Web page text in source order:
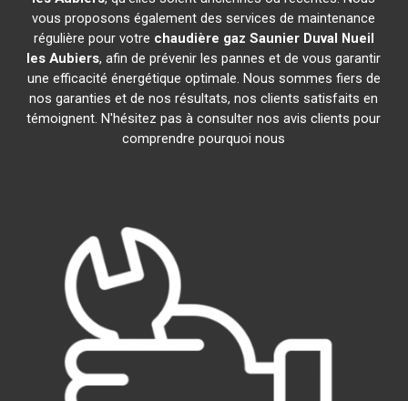
vous proposons également des services de maintenance
régulière pour votre chaudière gaz Saunier Duval Nueil
les Aubiers, afin de prévenir les pannes et de vous garantir
une efficacité énergétique optimale. Nous sommes fiers de
nos garanties et de nos résultats, nos clients satisfaits en
témoignent. N'hésitez pas à consulter nos avis clients pour
comprendre pourquoi nous